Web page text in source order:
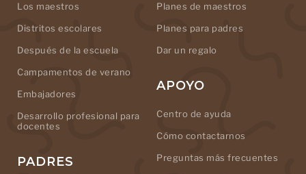
Los maestros
Distritos escolares
Después de la escuela
Campamentos de verano
Embajadores
Desarrollo profesional para
docentes
PADRES
Planes de maestros
Planes para padres
Dar un regalo
APOYO
Centro de ayuda
Cómo contactarnos
Preguntas más frecuentes